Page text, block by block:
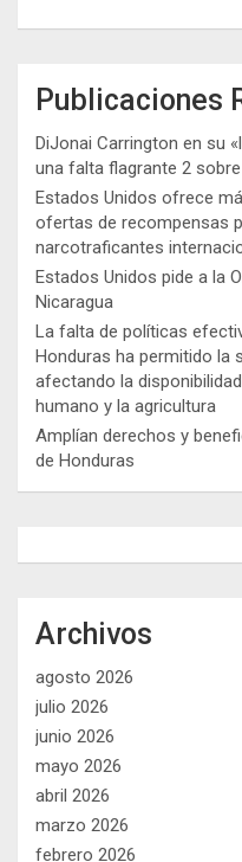
Publicaciones
DiJonai Carrington en su
una falta flagrante 2
Estados Unidos ofrece
ofertas de recompensas
narcotraficantes
Estados Unidos pide a la
Nicaragua
La falta de políticas
Honduras ha permitido la
afectando la
humano y la agricultura
Amplían derechos y
de Honduras
Archivos
agosto 2026
julio 2026
junio 2026
mayo 2026
abril 2026
marzo 2026
febrero 2026